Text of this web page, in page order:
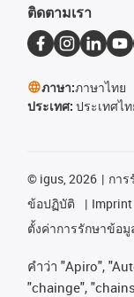
ติดตามเรา
ภาษา:ภาษาไทย
ประเทศ: ประเทศไ
© igus, 2026 กา
ข้อปฏิบัติ
Imprint
ตั้งค่าการรักษาข้อ
คําว่า "Apiro",
"chainge",